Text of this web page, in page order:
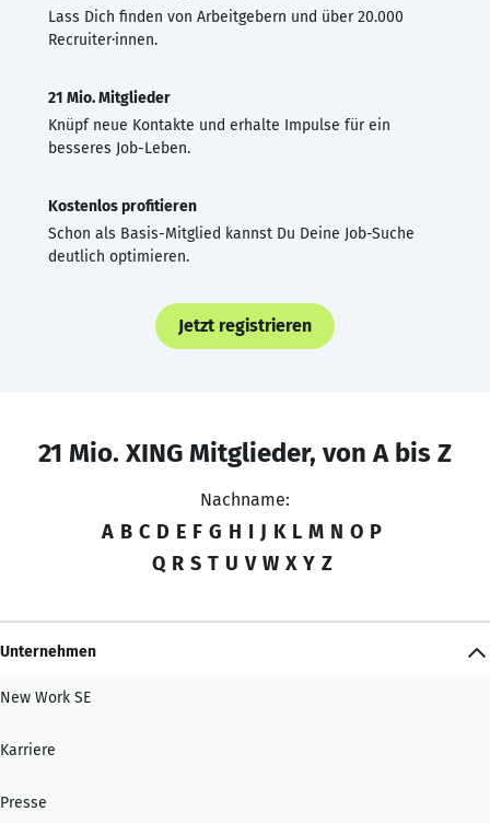
Lass Dich finden von Arbeitgebern und über 20.000
Recruiter·innen.
21 Mio. Mitglieder
Knüpf neue Kontakte und erhalte Impulse für ein
besseres Job-Leben.
Kostenlos profitieren
Schon als Basis-Mitglied kannst Du Deine Job-Suche
deutlich optimieren.
Jetzt registrieren
21 Mio. XING Mitglieder, von A bis Z
Nachname:
A B C D E F G H I J K L M N O P
Q R S T U V W X Y Z
Unternehmen
New Work SE
Karriere
Presse